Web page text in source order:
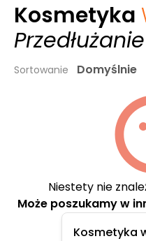
Kosmetyka
Sortowanie Domyślnie
Niestety nie
Może poszukamy w
Kosmetyka